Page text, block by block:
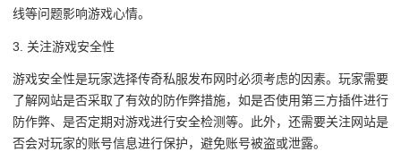
线等问题影响游戏心情。
3. 关注游戏安全性
游戏安全性是玩家选择传奇私服发布网时必须考虑的因素。玩家需要
了解网站是否采取了有效的防作弊措施，如是否使用第三方插件进行
防作弊、是否定期对游戏进行安全检测等。此外，还需要关注网站是
否会对玩家的账号信息进行保护，避免账号被盗或泄露。